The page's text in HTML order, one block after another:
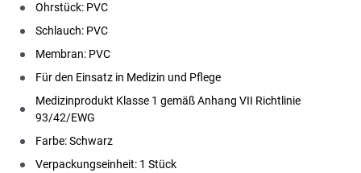
Ohrstück: PVC
Schlauch: PVC
Membran: PVC
Für den Einsatz in Medizin und Pflege
Medizinprodukt Klasse 1 gemäß Anhang VII Richtlinie
93/42/EWG
Farbe: Schwarz
Verpackungseinheit: 1 Stück